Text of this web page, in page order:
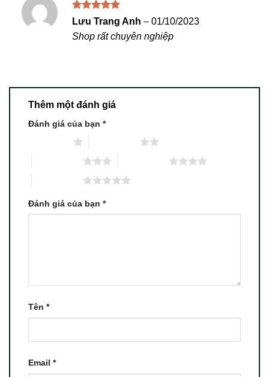
Được xếp
sao
Lưu Trang Anh – 01/10/2023
Shop rất chuyên nghiệp
Thêm một đánh giá
Đánh giá của bạn *
Đánh giá của bạn *
Tên *
Email *